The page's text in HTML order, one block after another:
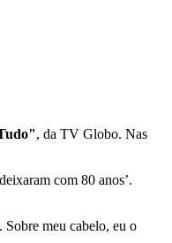
, da TV Globo. Nas
com 80 anos’.
Sobre meu cabelo, eu o